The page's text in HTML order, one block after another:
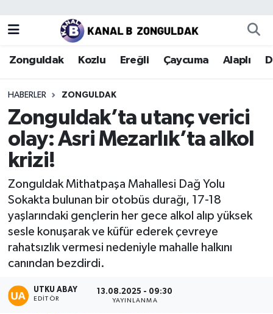
Zonguldak Kozlu Ereğli Çaycuma Alaplı
HABERLER ZONGULDAK
Zonguldak’ta utanç verici
olay: Asri Mezarlık’ta alkol
krizi!
Zonguldak Mithatpaşa Mahallesi Dağ Yolu
Sokakta bulunan bir otobüs durağı, 17-18
yaşlarındaki gençlerin her gece alkol alıp yüksek
sesle konuşarak ve küfür ederek çevreye
rahatsızlık vermesi nedeniyle mahalle halkını
canından bezdirdi.
UTKU ABAY
EDITÖR
13.08.2025 - 09:30
YAYINLANMA
Zonguldak
Kozlu
Çaycuma
Alaplı
Devrek
Gökçebey
Bartın
Karabük
Zonguldak Nöbetçi Eczaneler
Zonguldak Hava Durumu
Zonguldak Trafik Yoğunluk Haritası
Puan Durumu ve Fikstür
Tüm Manşetler
Son Dakika Haberleri
Haber Arşivi